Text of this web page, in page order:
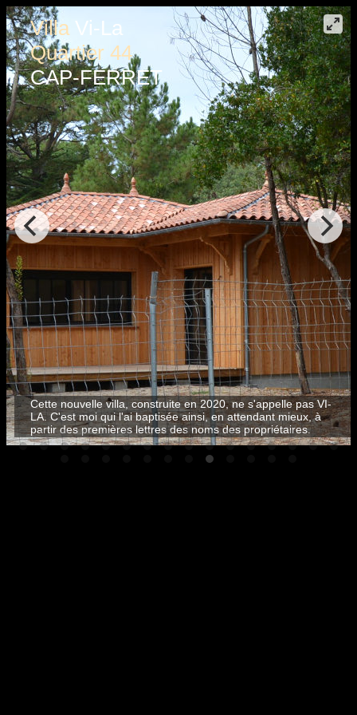
Villa Vi-La
Quartier 44
CAP-FERRET
Cette nouvelle villa, construite en 2020, ne s'appelle pas VI-
LA. C'est moi qui l'ai baptisée ainsi, en attendant mieux, à
partir des premières lettres des noms des propriétaires.